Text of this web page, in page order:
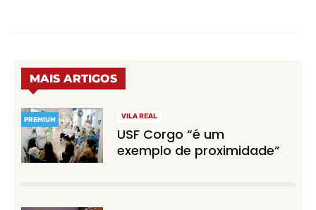
MAIS ARTIGOS
PREMIUM VILA REAL
USF Corgo “é um
exemplo de proximidade”